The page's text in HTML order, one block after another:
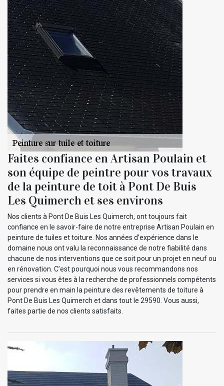
Faites confiance en Artisan Poulain et
son équipe de peintre pour vos travaux
de la peinture de toit à Pont De Buis
Les Quimerch et ses environs
Nos clients à Pont De Buis Les Quimerch, ont toujours fait
confiance en le savoir-faire de notre entreprise Artisan Poulain en
peinture de tuiles et toiture. Nos années d’expérience dans le
domaine nous ont valu la reconnaissance de notre fiabilité dans
chacune de nos interventions que ce soit pour un projet en neuf ou
en rénovation. C’est pourquoi nous vous recommandons nos
services si vous êtes à la recherche de professionnels compétents
pour prendre en main la peinture des revêtements de toiture à
Pont De Buis Les Quimerch et dans tout le 29590. Vous aussi,
faites partie de nos clients satisfaits.